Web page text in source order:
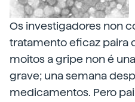
Os investigadores non
tratamento eficaz paira
moitos a gripe non é
grave; una semana
medicamentos. Pero